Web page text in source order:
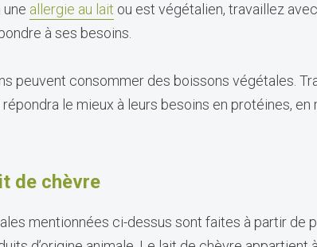
allergie au lait ou est végétalien, travaillez
à ses besoins.
peuvent consommer des boissons végétales.
le mieux à leurs besoins en protéines, en
de chèvre
mentionnées ci-dessus sont faites à partir de